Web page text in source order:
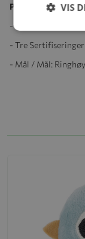
- Materiale: 100%
- Tre
- Mål / Mål:
VIS